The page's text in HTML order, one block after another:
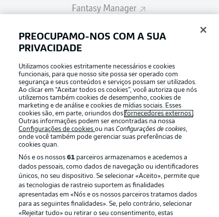
Fantasy Manager
BUNDESLIGA-GROUP
Escolha seu idioma
Português Modo de visualização
Login
Football as it’s meant to be
PREOCUPAMO-NOS COM A SUA
PRIVACIDADE
Utilizamos cookies estritamente necessários e cookies
funcionais, para que nosso site possa ser operado com
segurança e seus conteúdos e serviços possam ser utilizados.
Ao clicar em “Aceitar todos os cookies”, você autoriza que nós
utilizemos também cookies de desempenho, cookies de
marketing e de análise e cookies de mídias sociais. Esses
cookies são, em parte, oriundos dosfornecedores externos .
Outras informações podem ser encontradas na nossa
Configurações de cookiesou nasConfigurações de cookies,
onde você também pode gerenciar suas preferências de
cookies quan.
Nós e os nossos61 parceiros armazenamos e acedemos a
dados pessoais, como dados de navegação ou identificadores
únicos, no seu dispositivo. Se selecionar «Aceito», permite que
as tecnologias de rastreio suportem as finalidades
apresentadas em «Nós e os nossos parceiros tratamos dados
para as seguintes finalidades». Se, pelo contrário, selecionar
«Rejeitar tudo» ou retirar o seu consentimento, estas